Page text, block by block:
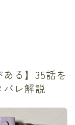
る】35話を
レ解説